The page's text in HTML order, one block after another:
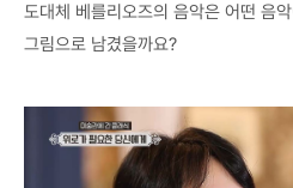
도대체 베를리오즈의 음악은 어떤 음
그림으로 남겼을까요?